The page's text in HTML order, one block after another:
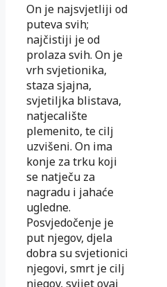
On je najsvjetliji od
puteva svih;
najčistiji je od
prolaza svih. On je
vrh svjetionika,
staza sjajna,
svjetiljka blistava,
natjecalište
plemenito, te cilj
uzvišeni. On ima
konje za trku koji
se natječu za
nagradu i jahaće
ugledne.
Posvjedočenje je
put njegov, djela
dobra su svjetionici
njegovi, smrt je cilj
njegov, svijet ovaj